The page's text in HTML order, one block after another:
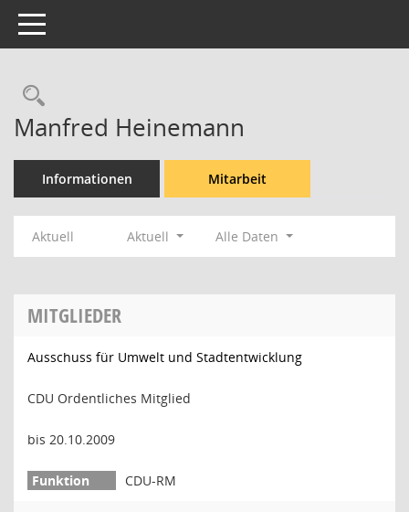
Toggle navigation
Rechercheauswahl
Manfred Heinemann
Informationen Mitarbeit
Aktuell Aktuell Alle Daten
MITGLIEDER
Ausschuss für Umwelt und Stadtentwicklung
CDU Ordentliches Mitglied
bis 20.10.2009
CDU-RM